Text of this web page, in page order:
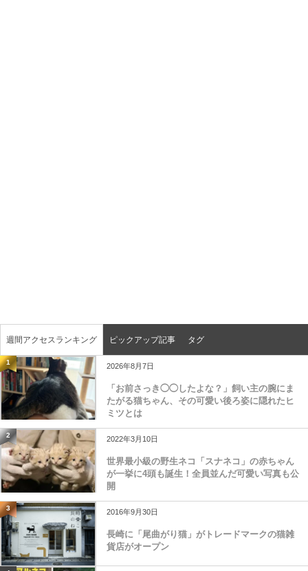
週間アクセスランキング ピックアップ記事 タグ
1 2026年8月7日
「お前さっき◯◯したよな？」飼い主の腕にま
たがる猫ちゃん、その可愛い後ろ姿に隠れたヒ
ミツとは
2 2022年3月10日
世界最小級の野生ネコ「スナネコ」の赤ちゃん
が一挙に4頭も誕生！全員並んだ可愛い写真も公
開
3 2016年9月30日
長崎に「尾曲がり猫」がトレードマークの猫雑
貨店がオープン